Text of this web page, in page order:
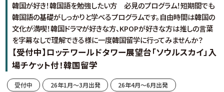
韓国が好き！韓国語を勉強したい方 必見のプログラム！短期間でも
韓国語の基礎がしっかりと学べるプログラムです。自由時間は韓国の
文化が満喫！韓国ドラマが好きな方、KPOPが好きな方は推しの言葉
を字幕なしで理解できる様に一度韓国留学に行ってみませんか？
【受付中】ロッテワールドタワー展望台「ソウルスカイ」入
場チケット付！韓国留学
受付中 26年1月～3月出発 26年4月～6月出発